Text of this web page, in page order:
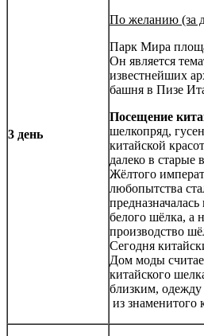
3 день
По желанию (за
Парк Мира
Он является
известнейших
башня в Пизе
Посещение
шелкопряд,
китайской
далеко в старые
Жёлтого
любопытства
белого шёлка, а
производство
Сегодня
Дом моды
китайского
близким, одежду
из знаменитого